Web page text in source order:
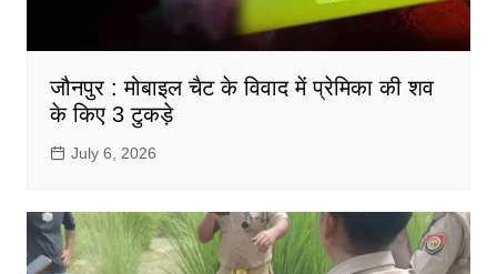
जौनपुर : मोबाइल चैट के विवाद में प्रेमिका की शव
के किए 3 टुकड़े
July 6, 2026